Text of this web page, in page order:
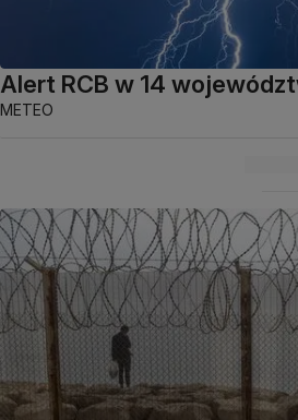
Alert RCB w 14
METEO